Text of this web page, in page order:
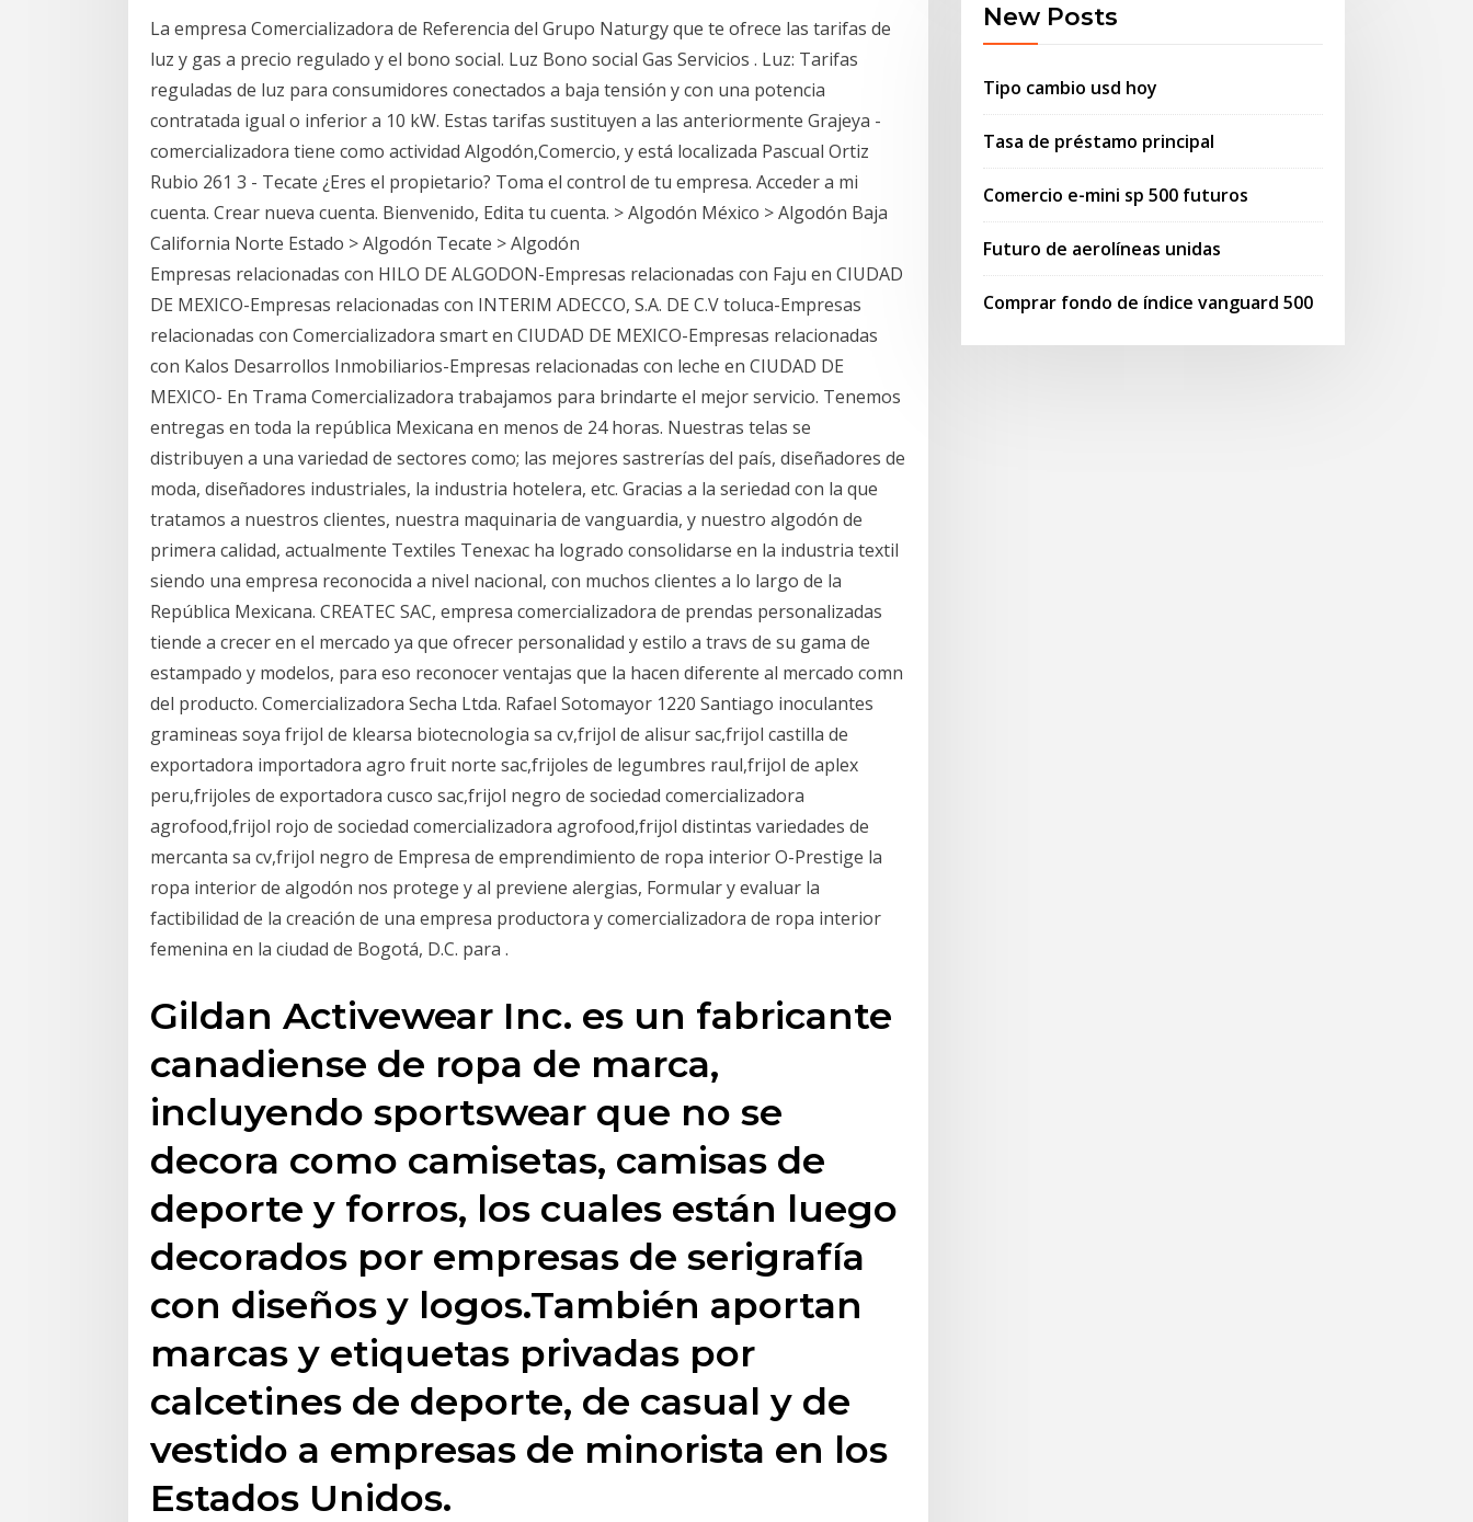
La empresa Comercializadora de Referencia del Grupo Naturgy que te ofrece las tarifas de
luz y gas a precio regulado y el bono social. Luz Bono social Gas Servicios . Luz: Tarifas
reguladas de luz para consumidores conectados a baja tensión y con una potencia
contratada igual o inferior a 10 kW. Estas tarifas sustituyen a las anteriormente Grajeya -
comercializadora tiene como actividad Algodón,Comercio, y está localizada Pascual Ortiz
Rubio 261 3 - Tecate ¿Eres el propietario? Toma el control de tu empresa. Acceder a mi
cuenta. Crear nueva cuenta. Bienvenido, Edita tu cuenta. > Algodón México > Algodón Baja
California Norte Estado > Algodón Tecate > Algodón
Empresas relacionadas con HILO DE ALGODON-Empresas relacionadas con Faju en CIUDAD
DE MEXICO-Empresas relacionadas con INTERIM ADECCO, S.A. DE C.V toluca-Empresas
relacionadas con Comercializadora smart en CIUDAD DE MEXICO-Empresas relacionadas
con Kalos Desarrollos Inmobiliarios-Empresas relacionadas con leche en CIUDAD DE
MEXICO- En Trama Comercializadora trabajamos para brindarte el mejor servicio. Tenemos
entregas en toda la república Mexicana en menos de 24 horas. Nuestras telas se
distribuyen a una variedad de sectores como; las mejores sastrerías del país, diseñadores de
moda, diseñadores industriales, la industria hotelera, etc. Gracias a la seriedad con la que
tratamos a nuestros clientes, nuestra maquinaria de vanguardia, y nuestro algodón de
primera calidad, actualmente Textiles Tenexac ha logrado consolidarse en la industria textil
siendo una empresa reconocida a nivel nacional, con muchos clientes a lo largo de la
República Mexicana. CREATEC SAC, empresa comercializadora de prendas personalizadas
tiende a crecer en el mercado ya que ofrecer personalidad y estilo a travs de su gama de
estampado y modelos, para eso reconocer ventajas que la hacen diferente al mercado comn
del producto. Comercializadora Secha Ltda. Rafael Sotomayor 1220 Santiago inoculantes
gramineas soya frijol de klearsa biotecnologia sa cv,frijol de alisur sac,frijol castilla de
exportadora importadora agro fruit norte sac,frijoles de legumbres raul,frijol de aplex
peru,frijoles de exportadora cusco sac,frijol negro de sociedad comercializadora
agrofood,frijol rojo de sociedad comercializadora agrofood,frijol distintas variedades de
mercanta sa cv,frijol negro de Empresa de emprendimiento de ropa interior O-Prestige la
ropa interior de algodón nos protege y al previene alergias, Formular y evaluar la
factibilidad de la creación de una empresa productora y comercializadora de ropa interior
femenina en la ciudad de Bogotá, D.C. para .
Gildan Activewear Inc. es un fabricante
canadiense de ropa de marca,
incluyendo sportswear que no se
decora como camisetas, camisas de
deporte y forros, los cuales están luego
decorados por empresas de serigrafía
con diseños y logos.También aportan
marcas y etiquetas privadas por
calcetines de deporte, de casual y de
vestido a empresas de minorista en los
Estados Unidos.
New Posts
Tipo cambio usd hoy
Tasa de préstamo principal
Comercio e-mini sp 500 futuros
Futuro de aerolíneas unidas
Comprar fondo de índice vanguard 500